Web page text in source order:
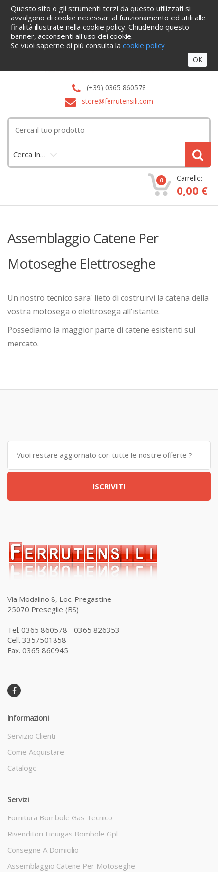
Home Informazioni Servizi Blog Azienda
Cataloghi
Contattaci
Accedi
(+39) 0365 860578
store@ferrutensili.com
Cerca In…
0 Carrello:
0,00 €
Assemblaggio Catene Per
Motoseghe Elettroseghe
Un nostro tecnico sara' lieto di costruirvi la catena della
vostra motosega o elettrosega all'istante.
Possediamo la maggior parte di catene esistenti sul
mercato.
ISCRIVITI
Via Modalino 8, Loc. Pregastine
25070 Preseglie (BS)
Tel. 0365 860578 - 0365 826353
Cell. 3357501858
Fax. 0365 860945
Informazioni
Servizio Clienti
Come Acquistare
Catalogo
Servizi
Fornitura Bombole Gas Tecnico
Rivenditori Liquigas Bombole Gpl
Consegne A Domicilio
Assemblaggio Catene Per Motoseghe
Questo sito o gli strumenti terzi da questo utilizzati si
avvalgono di cookie necessari al funzionamento ed utili alle
finalità illustrate nella cookie policy. Chiudendo questo
banner, acconsenti all'uso dei cookie.
Se vuoi saperne di più consulta lacookie policy
OK